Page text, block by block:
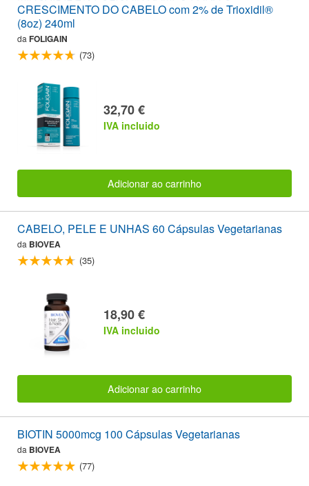
CRESCIMENTO DO CABELO com 2% de Trioxidil®
(8oz) 240ml
da FOLIGAIN
(73)
32,70 €
IVA incluido
Adicionar ao carrinho
CABELO, PELE E UNHAS 60 Cápsulas Vegetarianas
da BIOVEA
(35)
18,90 €
IVA incluido
Adicionar ao carrinho
BIOTIN 5000mcg 100 Cápsulas Vegetarianas
da BIOVEA
(77)